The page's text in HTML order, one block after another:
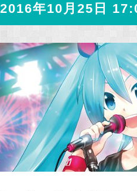
2016年10月25日